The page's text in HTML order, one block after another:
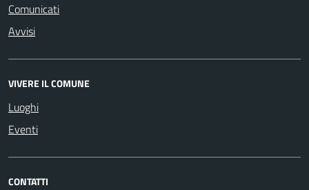
Comunicati
Avvisi
VIVERE IL COMUNE
Luoghi
Eventi
CONTATTI